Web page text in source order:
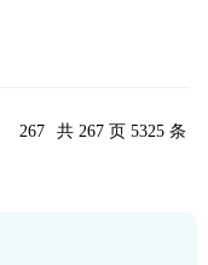
267 共 267 页 5325 条